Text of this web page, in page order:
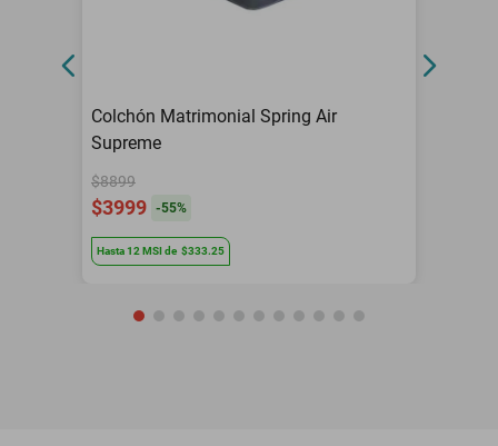
Colchón Matrimonial Spring Air
Supreme
$8899
$3999 -55%
Hasta12 MSIde $333.25